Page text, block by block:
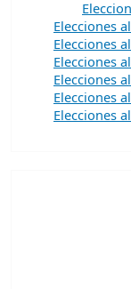
Elecciones
Elecciones
Elecciones
Elecciones
Elecciones
Elecciones